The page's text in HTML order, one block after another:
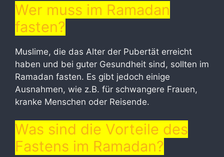
Wer muss im Ramadan
fasten?
Muslime, die das Alter der Pubertät erreicht
haben und bei guter Gesundheit sind, sollten im
Ramadan fasten. Es gibt jedoch einige
Ausnahmen, wie z.B. für schwangere Frauen,
kranke Menschen oder Reisende.
Was sind die Vorteile des
Fastens im Ramadan?